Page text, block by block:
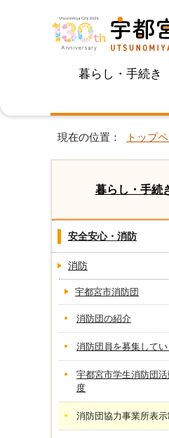
暮らし・手続き
現在の位置： トップ
暮らし・手続
安全安心・消防
消防
宇都宮市消防団
消防団の紹介
消防団員を募集してい
宇都宮市学生消防団活
度
消防団協力事業所表